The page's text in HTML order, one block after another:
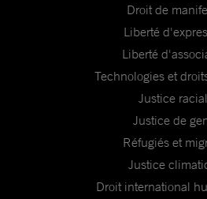
Droit de
Liberté
Liberté
Technologies et
Justice
Justice de
Réfugiés et
Justice
Droit international